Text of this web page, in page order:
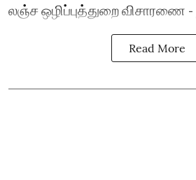
லஞ்ச ஒழிப்புத்துறை விசாரணை -
Read More